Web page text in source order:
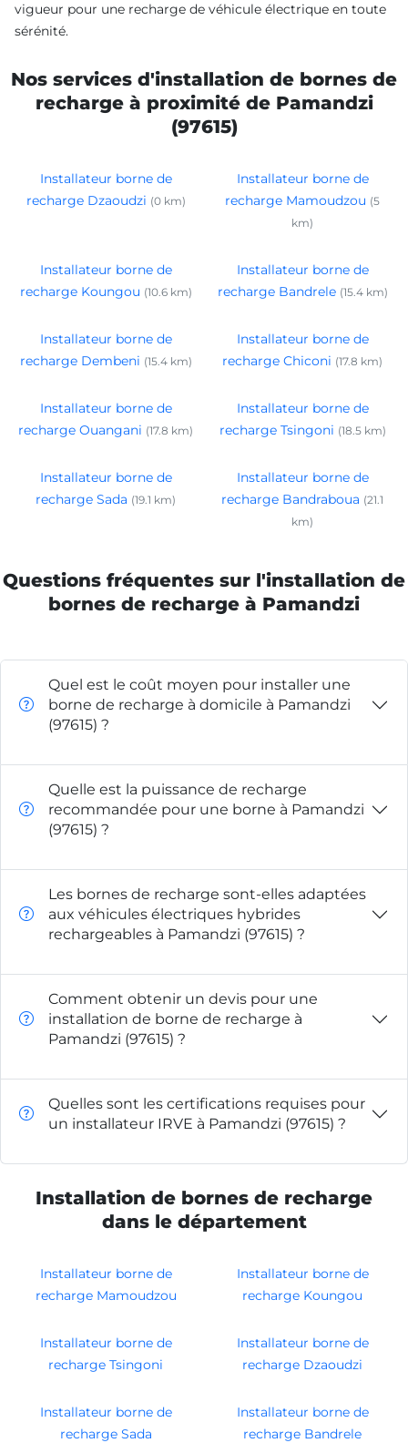
vigueur pour une recharge de véhicule électrique en toute
sérénité.
Nos services d'installation de bornes de
recharge à proximité de Pamandzi
(97615)
Installateur borne de
recharge Dzaoudzi (0 km)
Installateur borne de
recharge Mamoudzou (5
km)
Installateur borne de
recharge Koungou (10.6 km)
Installateur borne de
recharge Bandrele (15.4 km)
Installateur borne de
recharge Dembeni (15.4 km)
Installateur borne de
recharge Chiconi (17.8 km)
Installateur borne de
recharge Ouangani (17.8 km)
Installateur borne de
recharge Tsingoni (18.5 km)
Installateur borne de
recharge Sada (19.1 km)
Installateur borne de
recharge Bandraboua (21.1
km)
Questions fréquentes sur l'installation de
bornes de recharge à Pamandzi
Quel est le coût moyen pour installer une
borne de recharge à domicile à Pamandzi
(97615) ?
Quelle est la puissance de recharge
recommandée pour une borne à Pamandzi
(97615) ?
Les bornes de recharge sont-elles adaptées
aux véhicules électriques hybrides
rechargeables à Pamandzi (97615) ?
Comment obtenir un devis pour une
installation de borne de recharge à
Pamandzi (97615) ?
Quelles sont les certifications requises pour
un installateur IRVE à Pamandzi (97615) ?
Installation de bornes de recharge
dans le département
Installateur borne de
recharge Mamoudzou
Installateur borne de
recharge Koungou
Installateur borne de
recharge Tsingoni
Installateur borne de
recharge Dzaoudzi
Installateur borne de
recharge Sada
Installateur borne de
recharge Bandrele